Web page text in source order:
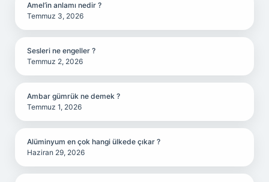
Amel’in anlamı nedir ?
Temmuz 3, 2026
Sesleri ne engeller ?
Temmuz 2, 2026
Ambar gümrük ne demek ?
Temmuz 1, 2026
Alüminyum en çok hangi ülkede çıkar ?
Haziran 29, 2026